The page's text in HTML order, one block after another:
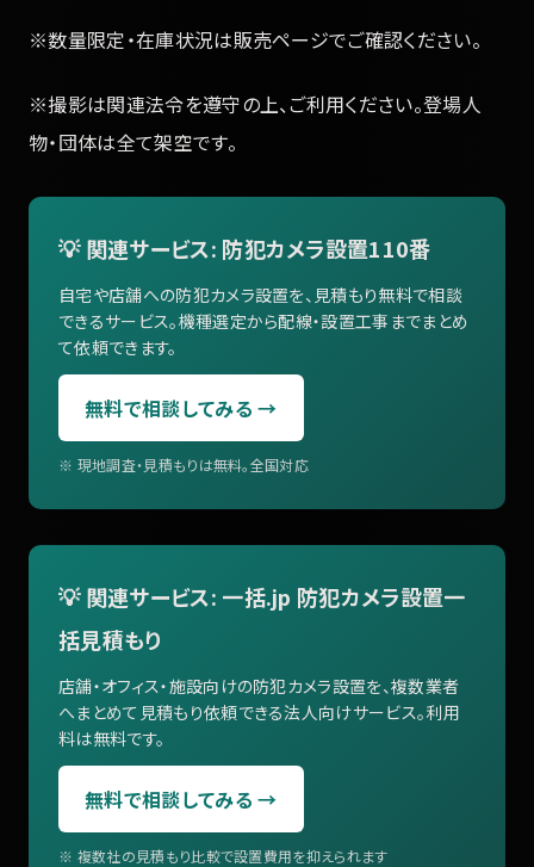
※数量限定・在庫状況は販売ページでご確認ください。
※撮影は関連法令を遵守の上、ご利用ください。登場人
物・団体は全て架空です。
💡 関連サービス: 防犯カメラ設置110番
自宅や店舗への防犯カメラ設置を、見積もり無料で相談
できるサービス。機種選定から配線・設置工事までまとめ
て依頼できます。
無料で相談してみる →
※ 現地調査・見積もりは無料。全国対応
💡 関連サービス: 一括.jp 防犯カメラ設置一
括見積もり
店舗・オフィス・施設向けの防犯カメラ設置を、複数業者
へまとめて見積もり依頼できる法人向けサービス。利用
料は無料です。
無料で相談してみる →
※ 複数社の見積もり比較で設置費用を抑えられます